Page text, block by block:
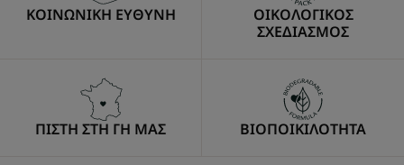
ΚΟΙΝΩΝΙΚΗ ΕΥΘΥΝΗ
ΟΙΚΟΛΟΓΙΚΟΣ
ΣΧΕΔΙΑΣΜΟΣ
ΠΙΣΤΗ ΣΤΗ ΓΗ ΜΑΣ ΒΙΟΠΟΙΚΙΛΟΤΗΤΑ